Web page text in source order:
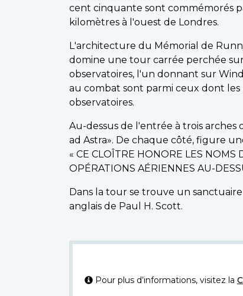
cent cinquante sont commémorés
kilomètres à l'ouest de Londres.
L'architecture du Mémorial de
domine une tour carrée perchée
observatoires, l'un donnant sur
au combat sont parmi ceux dont les
observatoires.
Au-dessus de l'entrée à trois
ad Astra». De chaque côté, figure
« CE CLOÎTRE HONORE LES
OPÉRATIONS AÉRIENNES AU-
Dans la tour se trouve un
anglais de Paul H. Scott.
Pour plus d’informations, visitez la